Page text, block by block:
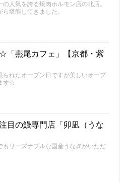
人気を誇る焼肉ホルモン店の北店。
堪能してきました。
「燕尾カフェ」【京都・紫
れたオープン日ですが美しいオープ
す☆
目の鰻専門店「卯凪（うな
リーズナブルな国産うなぎがいただ